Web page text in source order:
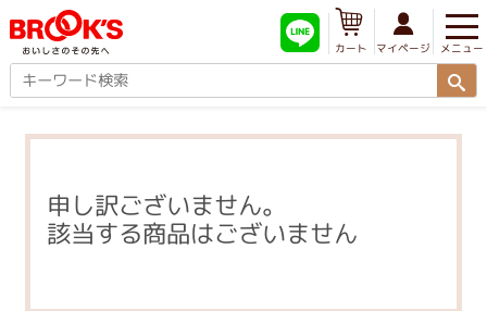
メニュー
マイページ
カート
申し訳ございません。
該当する商品はございません